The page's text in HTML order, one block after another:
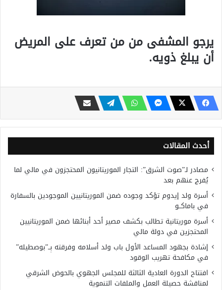
يرجو المشفى من من تعرف على المريض
أن يبلغ ذويه.
أحدث المقالات
مصادر لـ”صوت الشرق”: التجار الموريتانيون المحتجزون في مالي لما
يُفرج عنهم بعد
أسرة ولد إيدوم تؤكد وجوده ضمن الموريتانيين الموجودين بالسفارة
في باماكــو
أسرة موريتانية تطالب بكشف مصير أحد أبنائها ضمن الموريتانيين
المحتجزين في دولة مالي
إشادة بجهود المساعد الأول باب ولد أسلامه وفرقته بِــ”بوصطيله”
في مكافحة تهريب الوقود
افتتاح الدورة العادية الثالثة للمجلس الجهوي بالحوض الشرقي
لمناقشة حصيلة العمل والملفات التنموية